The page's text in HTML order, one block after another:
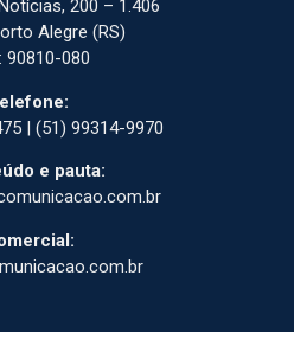
200 – 1.406
Alegre (RS)
90810-080
| (51) 99314-9970
e pauta: